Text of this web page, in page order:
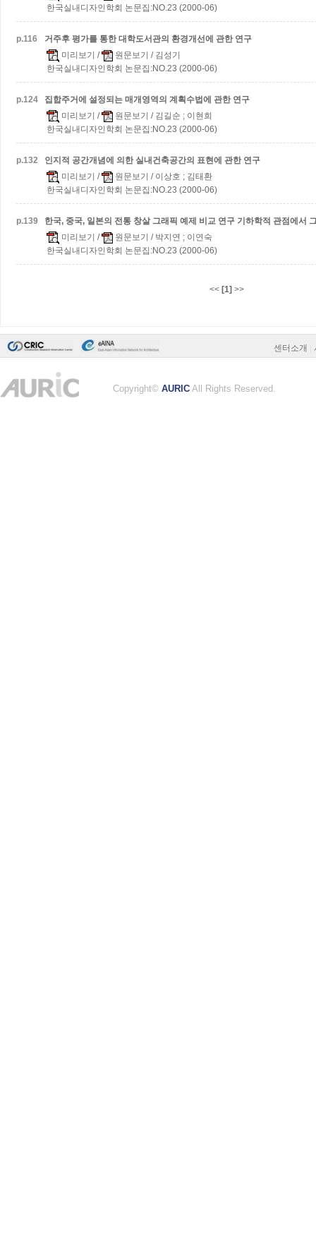
한국실내디자인학회 논문집:NO.23 (2000-06)
p.116
거주후 평가를 통한 대학도서관의 환경개선에 관한 연구
미리보기 / 원문보기 / 김성기
한국실내디자인학회 논문집:NO.23 (2000-06)
p.124
집합주거에 설정되는 매개영역의 계획수법에 관한 연구
미리보기 / 원문보기 / 김길순 ; 이현희
한국실내디자인학회 논문집:NO.23 (2000-06)
p.132
인지적 공간개념에 의한 실내건축공간의 표현에 관한 연구
미리보기 / 원문보기 / 이상호 ; 김태환
한국실내디자인학회 논문집:NO.23 (2000-06)
p.139 한국, 중국, 일본의 전통 창살 그래픽 예제 비교 연구 기하학적 관점에서
미리보기 / 원문보기 / 박지연 ; 이연숙
한국실내디자인학회 논문집:NO.23 (2000-06)
<< [1] >>
센터소개
Copyright© AURIC All Rights Reserved.